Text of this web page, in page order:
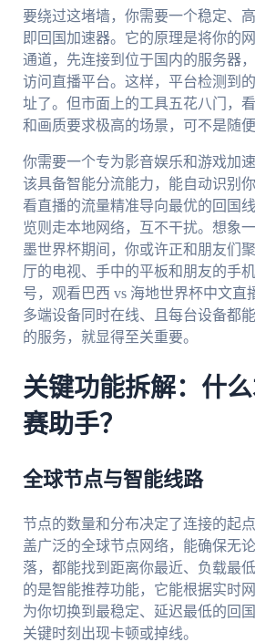
要绕过这堵墙，你需要一个稳定、
即回国加速器。它的原理是将你的
通道，先连接到位于国内的服务器
访问直播平台。这样，平台检测到
址了。但市面上的工具五花八门，
和画质要求极高的场景，可不是随
你需要一个专为影音娱乐和游戏加
该具备智能分流能力，能自动识别
看直播的流量精准导向最优的回国
览则走本地网络，互不干扰。想象
墨世界杯期间，你或许正和朋友们
厅的电视、手中的平板和朋友的手
号，观看巴西 vs 海地世界杯中文直
多端设备同时在线、且每台设备都
的服务，就显得至关重要。
关键功能拆解：什
赛助手？
全球节点与智能线路
节点的数量和分布决定了连接的起
盖广泛的全球节点网络，能确保无
落，都能找到距离你最近、负载最
的是智能推荐功能，它能根据实时
为你切换到最稳定、延迟最低的回
关键时刻出现卡顿或掉线。